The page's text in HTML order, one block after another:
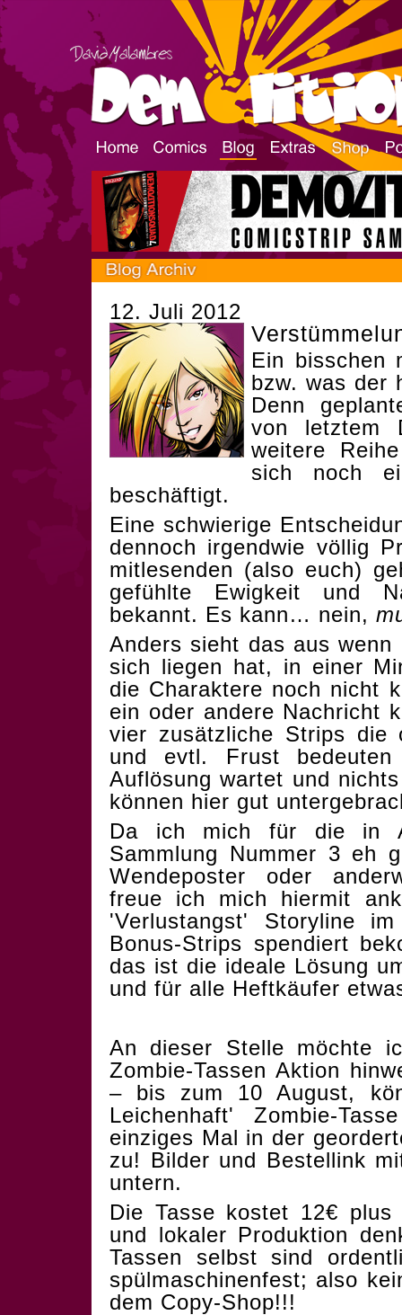
12. Juli 2012
Ein bisschen
bzw. was der
Denn
von letztem
weitere
sich noch
beschäftigt.
Eine schwierige
dennoch irgendwie völlig
mitlesenden (also euch)
gefühlte Ewigkeit und
bekannt. Es kann… nein,
Anders sieht das aus
sich liegen hat, in einer
die Charaktere noch nicht
ein oder andere Nachricht
vier zusätzliche Strips die
und evtl. Frust
Auflösung wartet und
können hier gut
Da ich mich für die in
Sammlung Nummer 3 eh
Wendeposter oder
freue ich mich hiermit
'Verlustangst' Storyline
Bonus-Strips spendiert
das ist die ideale Lösung
und für alle Heftkäufer
An dieser Stelle möchte
Zombie-Tassen Aktion
– bis zum 10 August,
Leichenhaft' Zombie-
einziges Mal in der
zu! Bilder und Bestellink
untern.
Die Tasse kostet 12€
und lokaler Produktion
Tassen selbst sind
spülmaschinenfest; also
dem Copy-Shop!!!